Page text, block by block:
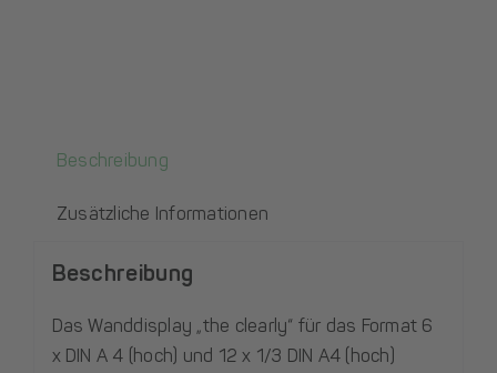
Beschreibung
Zusätzliche Informationen
Beschreibung
Das Wanddisplay „the clearly“ für das Format 6
x DIN A 4 (hoch) und 12 x 1/3 DIN A4 (hoch)